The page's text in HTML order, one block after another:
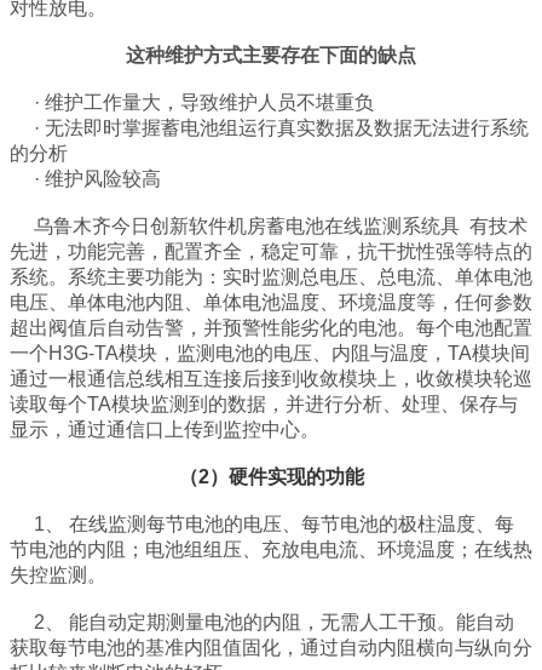
对性放电。
这种维护方式主要存在下面的缺点
· 维护工作量大，导致维护人员不堪重负
· 无法即时掌握蓄电池组运行真实数据及数据无法进行系统
的分析
· 维护风险较高
乌鲁木齐今日创新软件机房蓄电池在线监测系统具 有技术
先进，功能完善，配置齐全，稳定可靠，抗干扰性强等特点的
系统。系统主要功能为：实时监测总电压、总电流、单体电池
电压、单体电池内阻、单体电池温度、环境温度等，任何参数
超出阀值后自动告警，并预警性能劣化的电池。 每个电池配置
一个H3G-TA模块，监测电池的电压、内阻与温度，TA模块间
通过一根通信总线相互连接后接到收敛模块上，收敛模块轮巡
读取每个TA模块监测到的数据，并进行分析、处理、保存与
显示，通过通信口上传到监控中心。
（2） 硬件实现的功能
1、 在线监测每节电池的电压、每节电池的极柱温度、每
节电池的内阻；电池组组压、充放电电流、环境温度；在线热
失控监测。
2、 能自动定期测量电池的内阻，无需人工干预。能自动
获取每节电池的基准内阻值固化，通过自动内阻横向与纵向分